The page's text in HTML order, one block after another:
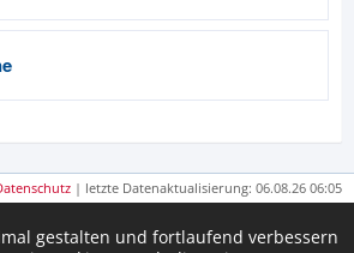
| letzte Datenaktualisierung: 06.08.26 06:05
gestalten und fortlaufend verbessern